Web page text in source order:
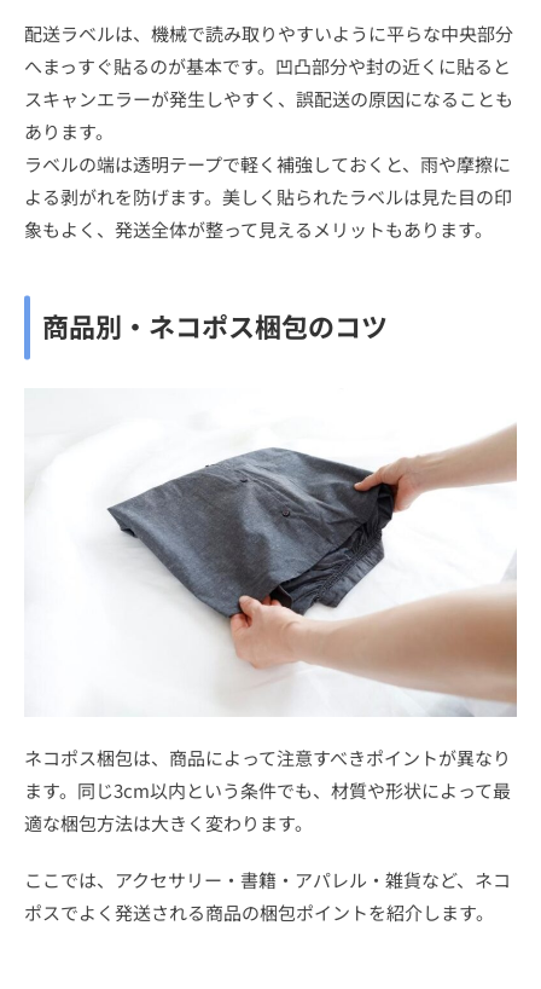
配送ラベルは、機械で読み取りやすいように平らな中央部分
へまっすぐ貼るのが基本です。凹凸部分や封の近くに貼ると
スキャンエラーが発生しやすく、誤配送の原因になることも
あります。
ラベルの端は透明テープで軽く補強しておくと、雨や摩擦に
よる剥がれを防げます。美しく貼られたラベルは見た目の印
象もよく、発送全体が整って見えるメリットもあります。
商品別・ネコポス梱包のコツ
ネコポス梱包は、商品によって注意すべきポイントが異なり
ます。同じ3cm以内という条件でも、材質や形状によって最
適な梱包方法は大きく変わります。
ここでは、アクセサリー・書籍・アパレル・雑貨など、ネコ
ポスでよく発送される商品の梱包ポイントを紹介します。